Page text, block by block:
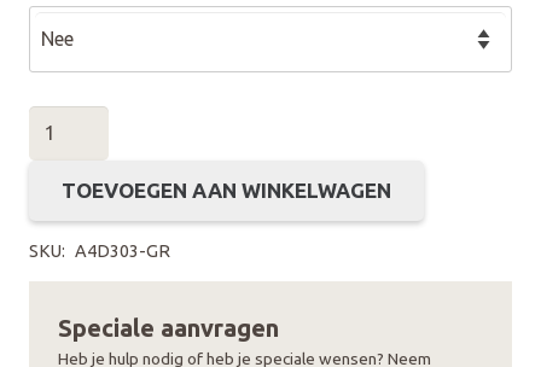
Avond4daagse
Vaantje
aantalTOEVOEGEN AAN WINKELWAGEN
SKU: A4D303-GR
Speciale aanvragen
Heb je hulp nodig of heb je speciale wensen? Neem